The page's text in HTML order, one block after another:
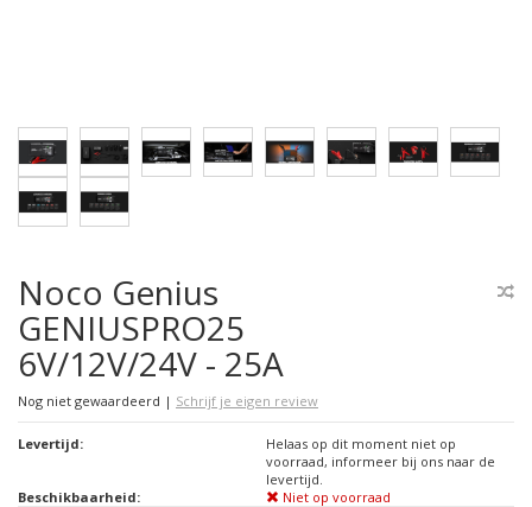
Noco Genius
GENIUSPRO25
6V/12V/24V - 25A
Nog niet gewaardeerd | Schrijf je eigen review
Levertijd:
Helaas op dit moment niet op
voorraad, informeer bij ons naar de
levertijd.
Beschikbaarheid:
Niet op voorraad